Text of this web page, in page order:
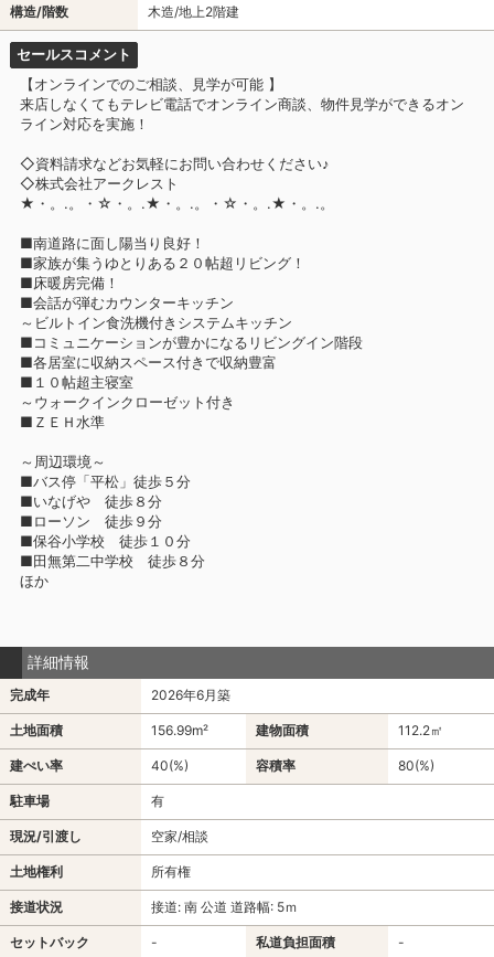
構造/階数 木造/地上2階建
セールスコメント
【オンラインでのご相談、見学が可能 】
来店しなくてもテレビ電話でオンライン商談、物件見学ができるオン
ライン対応を実施！
◇資料請求などお気軽にお問い合わせください♪
◇株式会社アークレスト
★・。.。・☆・。.★・。.。・☆・。.★・。.。
■南道路に面し陽当り良好！
■家族が集うゆとりある２０帖超リビング！
■床暖房完備！
■会話が弾むカウンターキッチン
～ビルトイン食洗機付きシステムキッチン
■コミュニケーションが豊かになるリビングイン階段
■各居室に収納スペース付きで収納豊富
■１０帖超主寝室
～ウォークインクローゼット付き
■ＺＥＨ水準
～周辺環境～
■バス停「平松」徒歩５分
■いなげや 徒歩８分
■ローソン 徒歩９分
■保谷小学校 徒歩１０分
■田無第二中学校 徒歩８分
ほか
詳細情報
完成年 2026年6月築
土地面積 156.99m² 建物面積 112.2㎡
建ぺい率 40(%) 容積率 80(%)
駐車場 有
現況/引渡し 空家/相談
土地権利 所有権
接道状況 接道: 南 公道 道路幅: 5ｍ
セットバック - 私道負担面積 -